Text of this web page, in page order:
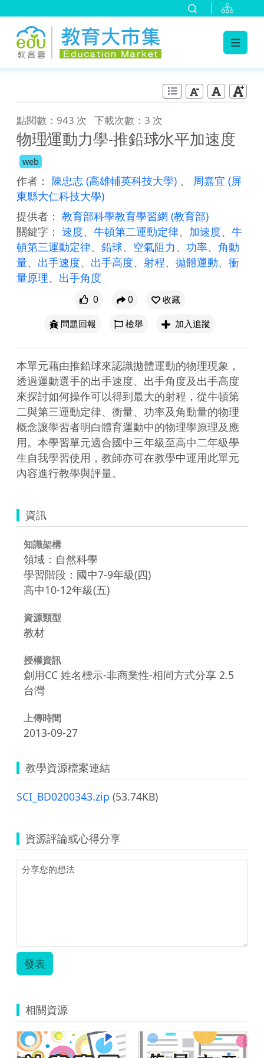
點閱數：943 次 下載次數：3 次
物理∕運動力學-推鉛球∕水平加速度
web
作者： 陳忠志 (高雄輔英科技大學) 、 周嘉宜 (屏
東縣大仁科技大學)
提供者： 教育部科學教育學習網 (教育部)
關鍵字： 速度、 牛頓第二運動定律、 加速度、 牛
頓第三運動定律、 鉛球、 空氣阻力、 功率、 角動
量、 出手速度、 出手高度、 射程、 拋體運動、 衝
量原理、 出手角度
0 0
收藏
問題回報
檢舉 加入追蹤
本單元藉由推鉛球來認識拋體運動的物理現象，
透過運動選手的出手速度、出手角度及出手高度
來探討如何操作可以得到最大的射程，從牛頓第
二與第三運動定律、衝量、功率及角動量的物理
概念讓學習者明白體育運動中的物理學原理及應
用。本學習單元適合國中三年級至高中二年級學
生自我學習使用，教師亦可在教學中運用此單元
內容進行教學與評量。
資訊
知識架構
領域：自然科學
學習階段：國中7-9年級(四)
高中10-12年級(五)
資源類型
教材
授權資訊
創用CC 姓名標示-非商業性-相同方式分享 2.5
台灣
上傳時間
2013-09-27
教學資源檔案連結
SCI_BD0200343.zip (53.74KB)
資源評論或心得分享
發表
相關資源